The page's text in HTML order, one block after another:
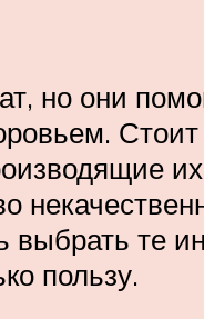
но они
выбрать те
пользу.